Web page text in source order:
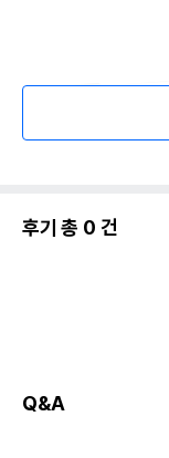
후기 총 0 건
Q&A